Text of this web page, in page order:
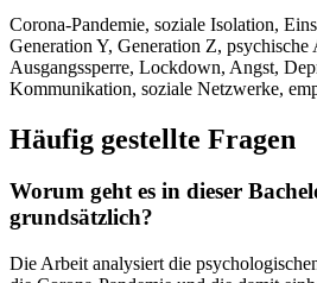
Corona-Pandemie, soziale Isolation,
Generation Y, Generation Z,
Ausgangssperre, Lockdown, Angst,
Kommunikation, soziale Netzwerke,
Häufig gestellte Fragen
Worum geht es in dieser
grundsätzlich?
Die Arbeit analysiert die